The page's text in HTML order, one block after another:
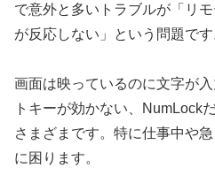
で意外と多いトラブルが「リ
が反応しない」という問題です
画面は映っているのに文字が
トキーが効かない、NumLock
さまざまです。特に仕事中や
に困ります。